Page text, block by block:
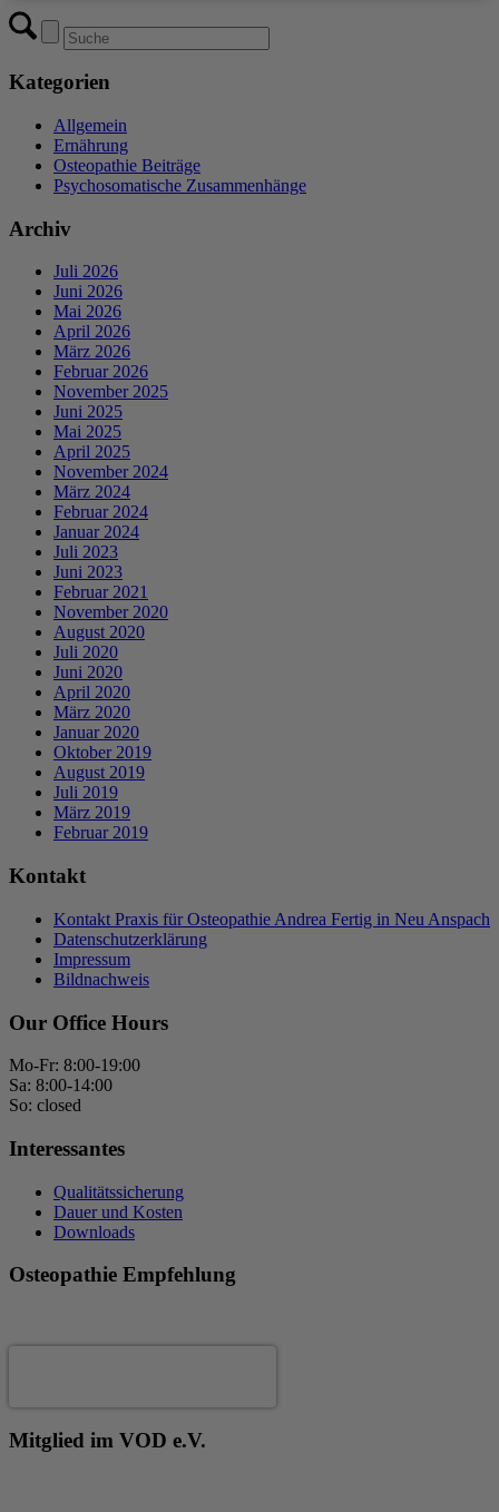
Kategorien
Allgemein
Ernährung
Osteopathie Beiträge
Psychosomatische Zusammenhänge
Archiv
Juli 2026
Juni 2026
Mai 2026
April 2026
März 2026
Februar 2026
November 2025
Juni 2025
Mai 2025
April 2025
November 2024
März 2024
Februar 2024
Januar 2024
Juli 2023
Juni 2023
Februar 2021
November 2020
August 2020
Juli 2020
Juni 2020
April 2020
März 2020
Januar 2020
Oktober 2019
August 2019
Juli 2019
März 2019
Februar 2019
Kontakt
Kontakt Praxis für Osteopathie Andrea Fertig in Neu Anspach
Datenschutzerklärung
Impressum
Bildnachweis
Our Office Hours
Mo-Fr: 8:00-19:00
Sa: 8:00-14:00
So: closed
Interessantes
Qualitätssicherung
Dauer und Kosten
Downloads
Osteopathie Empfehlung
Mitglied im VOD e.V.